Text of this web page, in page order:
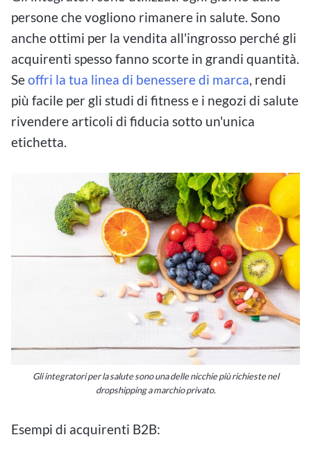
persone che vogliono rimanere in salute. Sono
anche ottimi per la vendita all'ingrosso perché gli
acquirenti spesso fanno scorte in grandi quantità.
Seoffri la tua linea di benessere di marca, rendi
più facile per gli studi di fitness e i negozi di salute
rivendere articoli di fiducia sotto un'unica
etichetta.
Gli integratori per la salute sono una delle nicchie più richieste nel
dropshipping a marchio privato.
Esempi di acquirenti B2B: